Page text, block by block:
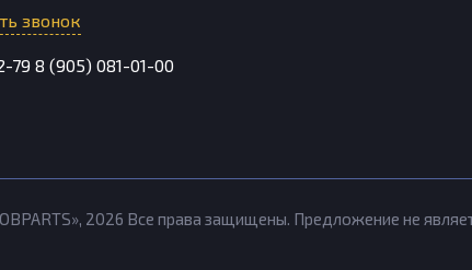
звонок
79 8 (905) 081-01-00
2026 Все права защищены. Предложение не